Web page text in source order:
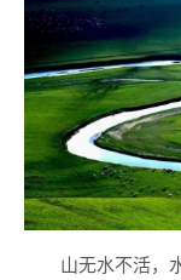
山无水不活，